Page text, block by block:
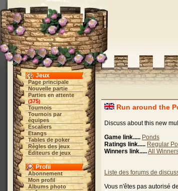
Jeux
Page principale
Nouvelle partie
Parties en attente
(375)
Tournois
Tournois par
équipes
Escaliers
Etangs
Tables de poker
Règles des jeux
Éditeurs de jeux
Profil
Abonnement
Mon profil
Albums photo
Run around the
Discuss about this new
Game link..... Ponds
Ratings link..... Regular
Winners link.....All
Liste des forums de
Vous n'êtes pas autorisé